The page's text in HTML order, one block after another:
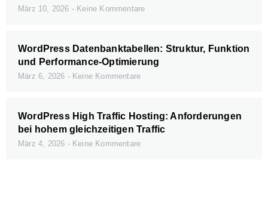
März 10, 2026 Keine Kommentare
WordPress Datenbanktabellen: Struktur, Funktion
und Performance-Optimierung
März 6, 2026 Keine Kommentare
WordPress High Traffic Hosting: Anforderungen
bei hohem gleichzeitigen Traffic
März 4, 2026 Keine Kommentare